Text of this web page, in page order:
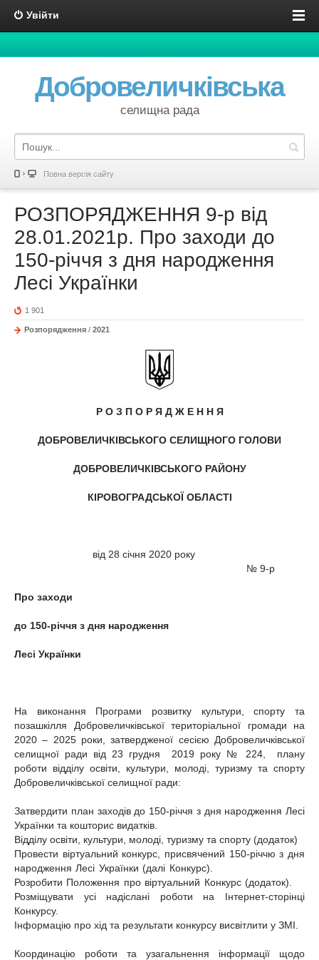
Увійти
Добровеличківська
селищна рада
Повна версія сайту
РОЗПОРЯДЖЕННЯ 9-р від
28.01.2021р. Про заходи до
150-річчя з дня народження
Лесі Українки
1 901
Розпорядження / 2021
Р О З П О Р Я Д Ж Е Н Н Я
ДОБРОВЕЛИЧКІВСЬКОГО СЕЛИЩНОГО ГОЛОВИ
ДОБРОВЕЛИЧКІВСЬКОГО РАЙОНУ
КІРОВОГРАДСЬКОЇ ОБЛАСТІ
від 28 січня 2020 року
№ 9-р
Про заходи
до 150-річчя з дня народження
Лесі Українки
На виконання Програми розвитку культури, спорту та
позашкілля Добровеличківської територіальної громади на
2020 – 2025 роки, затвердженої сесією Добровеличківської
селищної ради від 23 грудня 2019 року № 224, плану
роботи відділу освіти, культури, молоді, туризму та спорту
Добровеличківської селищної ради:
Затвердити план заходів до 150-річчя з дня народження Лесі
Українки та кошторис видатків.
Відділу освіти, культури, молоді, туризму та спорту (додаток)
Провести віртуальний конкурс, присвячений 150-річчю з дня
народження Лесі Українки (далі Конкурс).
Розробити Положення про віртуальний Конкурс (додаток).
Розміщувати усі надіслані роботи на Інтернет-сторінці
Конкурсу.
Інформацію про хід та результати конкурсу висвітлити у ЗМІ.
Координацію роботи та узагальнення інформації щодо